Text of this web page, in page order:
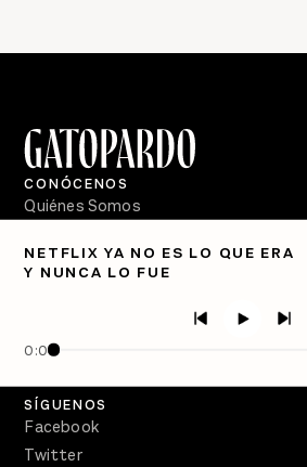
NETFLIX YA NO ES LO QUE ERA
Y NUNCA LO FUE
0:00
CONÓCENOS
Quiénes Somos
PÓDCASTS
Crecer en Distopía
SÍGUENOS
Facebook
Twitter